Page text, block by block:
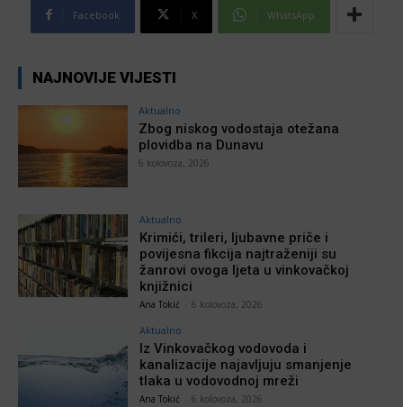
Facebook X WhatsApp
NAJNOVIJE VIJESTI
Aktualno
Zbog niskog vodostaja otežana
plovidba na Dunavu
6 kolovoza, 2026
Aktualno
Krimići, trileri, ljubavne priče i
povijesna fikcija najtraženiji su
žanrovi ovoga ljeta u vinkovačkoj
knjižnici
Ana Tokić 6 kolovoza, 2026
Aktualno
Iz Vinkovačkog vodovoda i
kanalizacije najavljuju smanjenje
tlaka u vodovodnoj mreži
Ana Tokić 6 kolovoza, 2026